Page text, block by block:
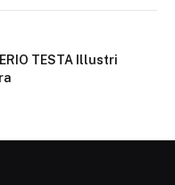
TESTA Illustri